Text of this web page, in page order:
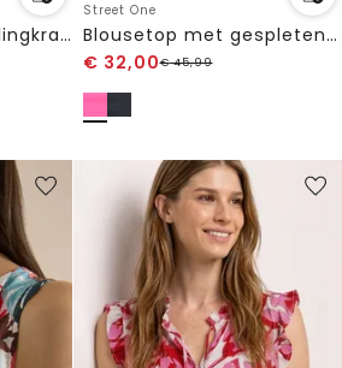
Blousetop met bowlingkraag en knoop
Street One
Blousetop met gespleten hals en ruches
€ 32,00€45,99